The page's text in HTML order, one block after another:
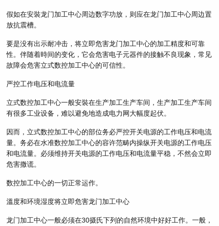
假如在安裝龙门加工中心周边数字功放，则应在龙门加工中心周边置
放抗震槽。
要是没有出示耐冲击，将立即危害龙门加工中心的加工精度和可靠
性。伴随着時间的变化，它会危害电子元器件的接触不良现象，常见
故障会危害立式数控加工中心的可信性。
严控工作电压和电流量
立式数控加工中心一般安裝在生产加工生产车间，生产加工生产车间
有很多工业设备，难以避免地造成电力网大幅度起伏。
因而，立式数控加工中心的部位务必严控开关电源的工作电压和电流
量。务必在水准数控加工中心的容许范畴内操纵开关电源的工作电压
和电流量。必须维持开关电源的工作电压和电流量平稳，不然会立即
危害撒谎。
数控加工中心的一切正常运作。
溫度和环境湿度将立即危害龙门加工中心
龙门加工中心一般必须在30摄氏下列的自然环境中好好工作。一般，